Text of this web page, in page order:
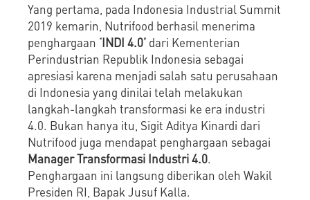
Yang pertama, pada Indonesia Industrial Summit
2019 kemarin, Nutrifood berhasil menerima
penghargaan ‘INDI 4.0’ dari Kementerian
Perindustrian Republik Indonesia sebagai
apresiasi karena menjadi salah satu perusahaan
di Indonesia yang dinilai telah melakukan
langkah-langkah transformasi ke era industri
4.0. Bukan hanya itu, Sigit Aditya Kinardi dari
Nutrifood juga mendapat penghargaan sebagai
Manager Transformasi Industri 4.0.
Penghargaan ini langsung diberikan oleh Wakil
Presiden RI, Bapak Jusuf Kalla.